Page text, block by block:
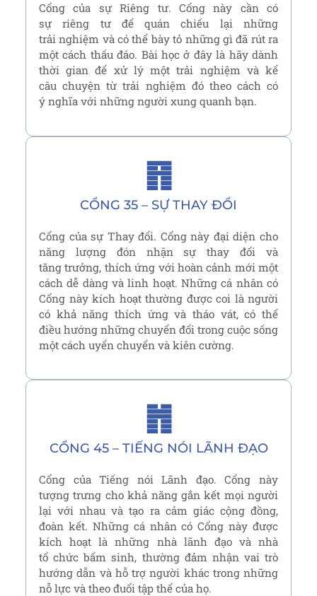
Cổng của sự Riêng tư. Cổng này cần có
sự riêng tư để quán chiếu lại những
trải nghiệm và có thể bày tỏ những gì đã rút ra
một cách thấu đáo. Bài học ở đây là hãy dành
thời gian để xử lý một trải nghiệm và kể
câu chuyện từ trải nghiệm đó theo cách có
ý nghĩa với những người xung quanh bạn.
CỔNG 35 – SỰ THAY ĐỔI
䷢
Cổng của sự Thay đổi. Cổng này đại diện cho
năng lượng đón nhận sự thay đổi và
tăng trưởng, thích ứng với hoàn cảnh mới một
cách dễ dàng và linh hoạt. Những cá nhân có
Cổng này kích hoạt thường được coi là người
có khả năng thích ứng và tháo vát, có thể
điều hướng những chuyển đổi trong cuộc sống
một cách uyển chuyển và kiên cường.
CỔNG 45 – TIẾNG NÓI LÃNH ĐẠO
䷬
Cổng của Tiếng nói Lãnh đạo. Cổng này
tượng trưng cho khả năng gắn kết mọi người
lại với nhau và tạo ra cảm giác cộng đồng,
đoàn kết. Những cá nhân có Cổng này được
kích hoạt là những nhà lãnh đạo và nhà
tổ chức bẩm sinh, thường đảm nhận vai trò
hướng dẫn và hỗ trợ người khác trong những
nỗ lực và theo đuổi tập thể của họ.